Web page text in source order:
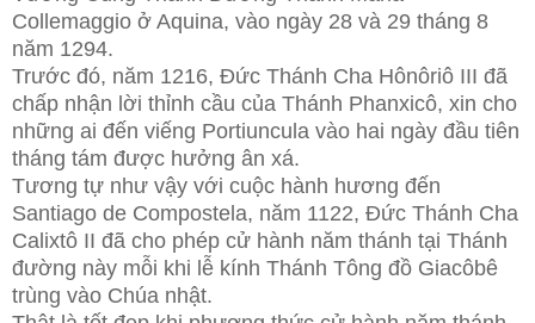
Collemaggio ở Aquina, vào ngày 28 và 29 tháng 8
năm 1294.
Trước đó, năm 1216, Đức Thánh Cha Hônôriô III đã
chấp nhận lời thỉnh cầu của Thánh Phanxicô, xin cho
những ai đến viếng Portiuncula vào hai ngày đầu tiên
tháng tám được hưởng ân xá.
Tương tự như vậy với cuộc hành hương đến
Santiago de Compostela, năm 1122, Đức Thánh Cha
Calixtô II đã cho phép cử hành năm thánh tại Thánh
đường này mỗi khi lễ kính Thánh Tông đồ Giacôbê
trùng vào Chúa nhật.